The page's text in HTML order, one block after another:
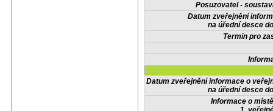
Posuzovatel -
Datum zveřejnění
na úřední desce
Termín pro
Datum zveřejnění informace o
na úřední desce
Informace o